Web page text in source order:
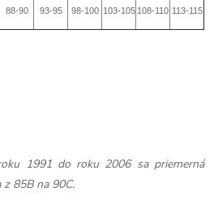
88-90 93-95 98-100 103-105 108-110 113-115
1991 do roku 2006 sa priemerná
85B na 90C.